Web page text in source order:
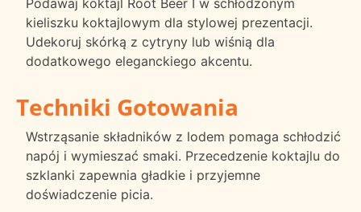
kieliszku koktajlowym dla stylowej prezentacji.
Udekoruj skórką z cytryny lub wiśnią dla
dodatkowego eleganckiego akcentu.
Techniki Gotowania
Wstrząsanie składników z lodem pomaga schłodzić
napój i wymieszać smaki. Przecedzenie koktajlu do
szklanki zapewnia gładkie i przyjemne
doświadczenie picia.